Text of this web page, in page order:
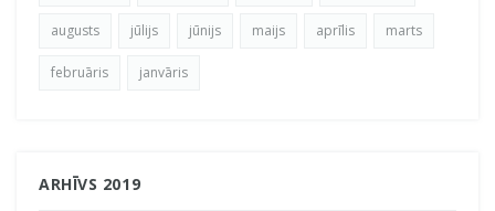
augusts jūlijs jūnijs maijs aprīlis marts
februāris janvāris
ARHĪVS 2019